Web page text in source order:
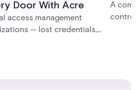
Door With Acre
access management
— lost credentials,
access control
A
control